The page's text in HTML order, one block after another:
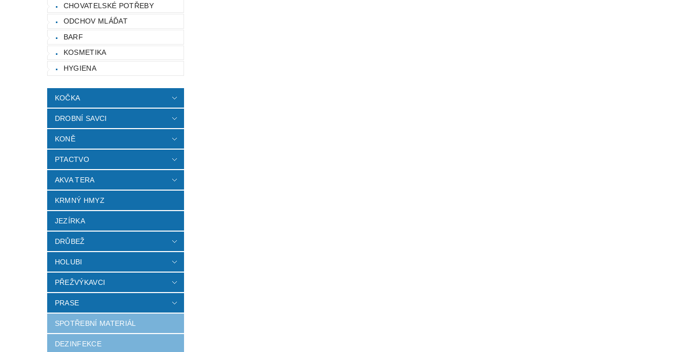
CHOVATELSKÉ POTŘEBY
ODCHOV MLÁĎAT
BARF
KOSMETIKA
HYGIENA
KOČKA
DROBNÍ SAVCI
KONĚ
PTACTVO
AKVA TERA
KRMNÝ HMYZ
JEZÍRKA
DRŮBEŽ
HOLUBI
PŘEŽVÝKAVCI
PRASE
SPOTŘEBNÍ MATERIÁL
DEZINFEKCE